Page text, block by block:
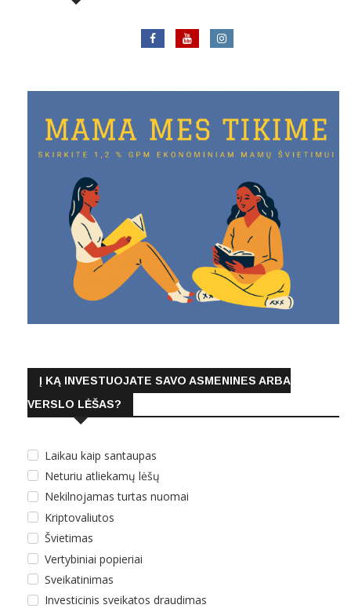
Į KĄ INVESTUOJATE SAVO ASMENINES ARBA
VERSLO LĖŠAS?
Laikau kaip santaupas
Neturiu atliekamų lėšų
Nekilnojamas turtas nuomai
Kriptovaliutos
Švietimas
Vertybiniai popieriai
Sveikatinimas
Investicinis sveikatos draudimas